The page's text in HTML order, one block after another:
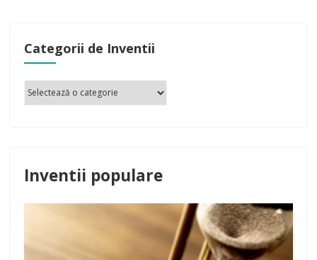
Categorii de Inventii
Inventii populare